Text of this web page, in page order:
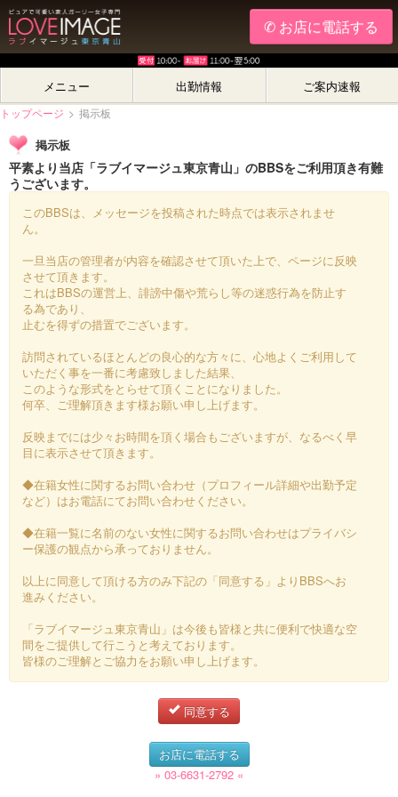
✆ お店に電話する
メニュー 出勤情報 ご案内速報
トップページ > 掲示板
掲示板
平素より当店「ラブイマージュ東京青山」のBBSをご利用頂き有難
うございます。
このBBSは、メッセージを投稿された時点では表示されませ
ん。
一旦当店の管理者が内容を確認させて頂いた上で、ページに反映
させて頂きます。
これはBBSの運営上、誹謗中傷や荒らし等の迷惑行為を防止す
る為であり、
止むを得ずの措置でございます。
訪問されているほとんどの良心的な方々に、心地よくご利用して
いただく事を一番に考慮致しました結果、
このような形式をとらせて頂くことになりました。
何卒、ご理解頂きます様お願い申し上げます。
反映までには少々お時間を頂く場合もございますが、なるべく早
目に表示させて頂きます。
◆在籍女性に関するお問い合わせ（プロフィール詳細や出勤予定
など）はお電話にてお問い合わせください。
◆在籍一覧に名前のない女性に関するお問い合わせはプライバシ
ー保護の観点から承っておりません。
以上に同意して頂ける方のみ下記の「同意する」よりBBSへお
進みください。
「ラブイマージュ東京青山」は今後も皆様と共に便利で快適な空
間をご提供して行こうと考えております。
皆様のご理解とご協力をお願い申し上げます。
同意する
お店に電話する
» 03-6631-2792 «